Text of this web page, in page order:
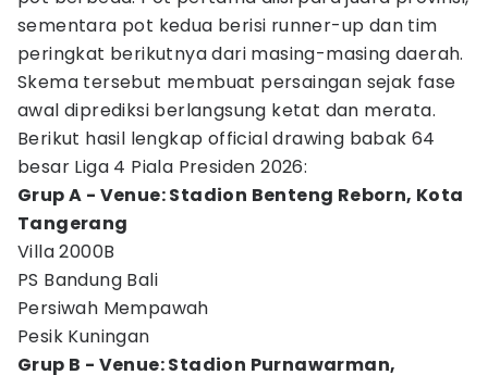
sementara pot kedua berisi runner-up dan tim
peringkat berikutnya dari masing-masing daerah.
Skema tersebut membuat persaingan sejak fase
awal diprediksi berlangsung ketat dan merata.
Berikut hasil lengkap official drawing babak 64
besar Liga 4 Piala Presiden 2026:
Grup A - Venue: Stadion Benteng Reborn, Kota
Tangerang
Villa 2000B
PS Bandung Bali
Persiwah Mempawah
Pesik Kuningan
Grup B - Venue: Stadion Purnawarman,